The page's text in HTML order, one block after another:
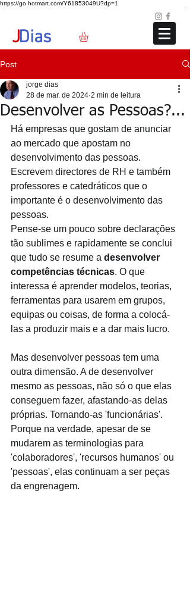
https://go.hotmart.com/Y61853049U?dp=1
JDias
Post
Desenvolver as Pessoas?...
jorge dias
28 de mar. de 2024 2 min de leitura
Há empresas que gostam de anunciar
ao mercado que apostam no
desenvolvimento das pessoas.
Escrevem directores de RH e também
professores e catedráticos que o
importante é o desenvolvimento das
pessoas.
Pense-se um pouco sobre declarações
tão sublimes e rapidamente se conclui
que tudo se resume a desenvolver
competências técnicas. O que
interessa é aprender modelos, teorias,
ferramentas para usarem em grupos,
equipas ou coisas, de forma a colocá-
las a produzir mais e a dar mais lucro.
Mas desenvolver pessoas tem uma
outra dimensão. A de desenvolver
mesmo as pessoas, não só o que elas
conseguem fazer, afastando-as delas
próprias. Tornando-as 'funcionárias'.
Porque na verdade, apesar de se
mudarem as terminologias para
'colaboradores', 'recursos humanos' ou
'pessoas', elas continuam a ser peças
da engrenagem.